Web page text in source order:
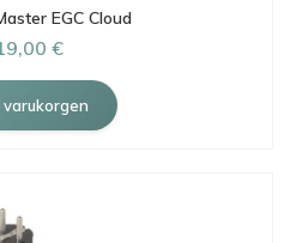
EGC Cloud
€